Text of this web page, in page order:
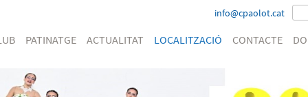
info@cpaolot.cat
PATINATGE ACTUALITAT LOCALITZACIÓ CONTACTE